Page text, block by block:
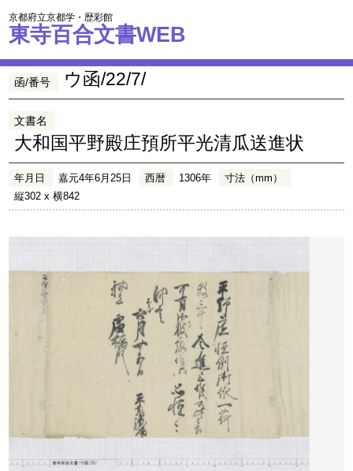
京都府立京都学・歴彩館
東寺百合文書WEB
函/番号 ウ函/22/7/
文書名
大和国平野殿庄預所平光清瓜送進状
年月日 嘉元4年6月25日 西暦 1306年
寸法（mm）
縦302 x 横842